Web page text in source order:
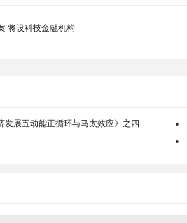
将设科技金融机构
展五动能正循环与马太效应》之四